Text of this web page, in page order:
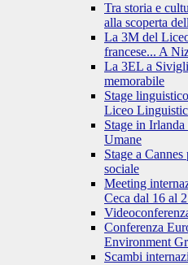
Tra storia e
alla scoperta
La 3M del
francese... A
La 3EL a
memorabile
Stage
Liceo
Stage in
Umane
Stage a
sociale
Meeting
Ceca dal 16 al
Conferenza
Environment
Scambi